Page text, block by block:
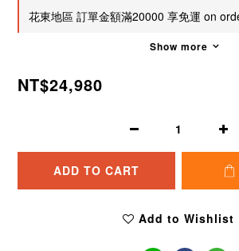
花東地區 訂單金額滿20000 享免運 on
Show more
NT$24,980
ADD TO CART
Add to Wishlist